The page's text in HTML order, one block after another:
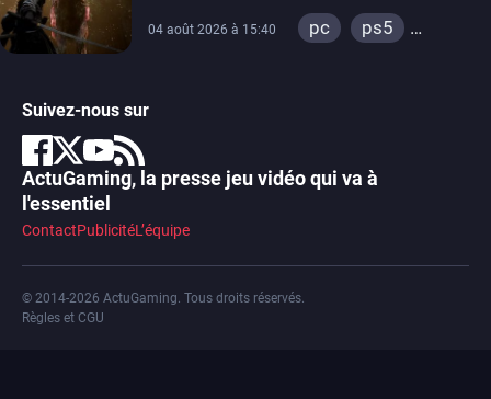
04 août 2026 à 15:40 pc
ps5
Suivez-nous sur
ActuGaming, la presse jeu vidéo qui va à
l'essentiel
ContactPublicitéL’équipe
© 2014-2026 ActuGaming. Tous droits réservés.
Règles et CGU